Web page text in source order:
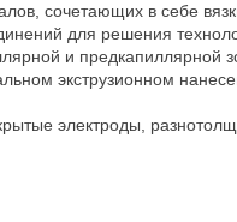
сочетающих в себе
для решения
и предкапиллярной
экструзионном
электроды,